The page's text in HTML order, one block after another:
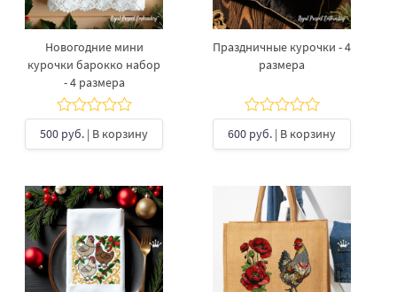
Новогодние мини
курочки барокко набор
- 4 размера
500 руб. | В корзину
Праздничные курочки - 4
размера
600 руб. | В корзину